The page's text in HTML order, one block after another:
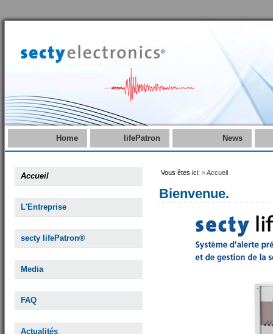
Home lifePatron News
Accueil
L'Entreprise
secty lifePatron®
Media
FAQ
Actualités
Vous êtes ici: »Accueil
Bienvenue.